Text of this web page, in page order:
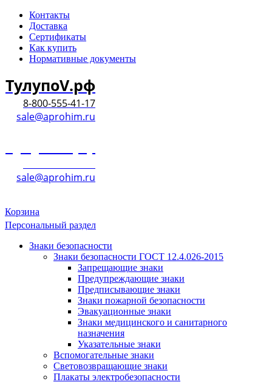
Контакты
Доставка
Сертификаты
Как купить
Нормативные документы
ТулупоV.рф
8-800-555-41-17
sale@aprohim.ru
sale@aprohim.ru
Корзина
Персональный раздел
Знаки безопасности
Знаки безопасности ГОСТ 12.4.026-2015
Запрещающие знаки
Предупреждающие знаки
Предписывающие знаки
Знаки пожарной безопасности
Эвакуационные знаки
Знаки медицинского и санитарного
назначения
Указательные знаки
Вспомогательные знаки
Световозвращающие знаки
Плакаты электробезопасности